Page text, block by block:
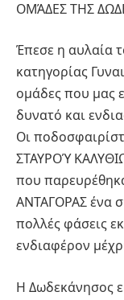
ΟΜΆΔΕΣ ΤΗΣ
Έπεσε η αυλαία
κατηγορίας
ομάδες που μας
δυνατό και
Οι
ΣΤΑΥΡΟΎ
που
ΑΝΤΑΓΟΡΑΣ ένα
πολλές φάσεις
ενδιαφέρον
Η Δωδεκάνησος